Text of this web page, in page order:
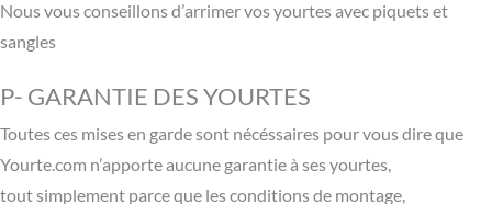
Nous vous conseillons d’arrimer vos yourtes avec piquets et
sangles
P- GARANTIE DES YOURTES
Toutes ces mises en garde sont nécéssaires pour vous dire que
Yourte.com n’apporte aucune garantie à ses yourtes,
tout simplement parce que les conditions de montage,